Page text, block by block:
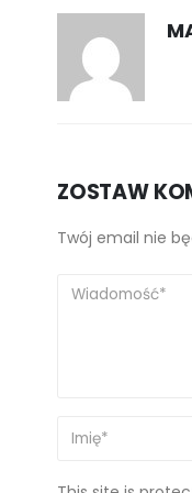
ZOSTAW
Twój email nie